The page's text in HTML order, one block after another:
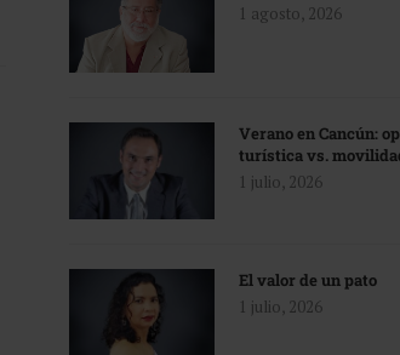
1 agosto, 2026
Verano en Cancún:
turística vs.
1 julio, 2026
El valor de un pato
1 julio, 2026